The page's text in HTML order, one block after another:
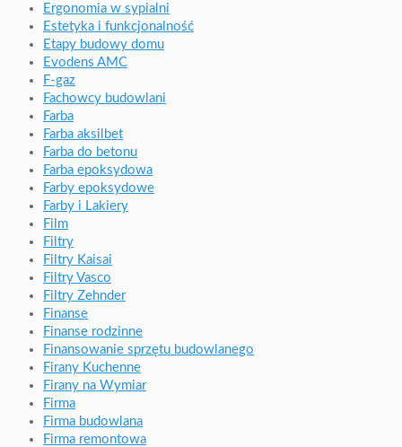
Ergonomia w sypialni
Estetyka i funkcjonalność
Etapy budowy domu
Evodens AMC
F-gaz
Fachowcy budowlani
Farba
Farba aksilbet
Farba do betonu
Farba epoksydowa
Farby epoksydowe
Farby i Lakiery
Film
Filtry
Filtry Kaisai
Filtry Vasco
Filtry Zehnder
Finanse
Finanse rodzinne
Finansowanie sprzętu budowlanego
Firany Kuchenne
Firany na Wymiar
Firma
Firma budowlana
Firma remontowa